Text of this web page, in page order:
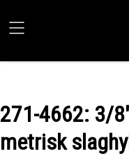
271-4662: 3/
metrisk